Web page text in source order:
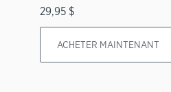
29,95 $
ACHETER MAINTENANT